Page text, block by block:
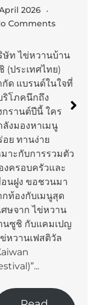
จำกัด เปิดเผยภาพ
รวมของสถานกา
ปีที่ผ่านมาโลกและ
ประเทศไทยต้อง
เผชิญกับสภาวะ
เศรษฐกิจที่มีควา
แน่นอนสูงขึ้นอย่าง
ปัจจัย โดยส่งผลต่
ความเชื่อมั่นและ
กำลังซื้อของผู้
กับปี 2024 และ
อุตสาหกรรมเครื่อ
หลักของบริษัทฯ ที่
การแข่งขันทวีคว